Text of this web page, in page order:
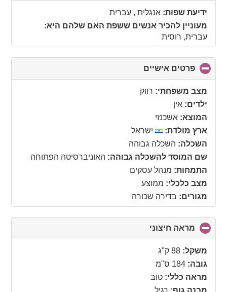
collapse
ידיעת שפות: אנגלית , עברית
מעוניין להכיר אנשים ששפת האם שלהם היא:
עברית, רוסית
פרטים אישיים
to
collapse
מצב משפחתי: רווק
ילדים: אין
המוצא: אשכנזי
ארץ מולדת:
ישראל
השכלה: השכלה גבוהה
שם המוסד להשכלה גבוהה: האוניברסיטה הפתוחה
התמחות: מנהל עסקים
מצב כלכלי: ממוצע
מגורים: בדירה שכורה
מראה חיצוני
to
משקל: 88 ק"ג
גובה: 184 ס"מ
מראה כללי: טוב